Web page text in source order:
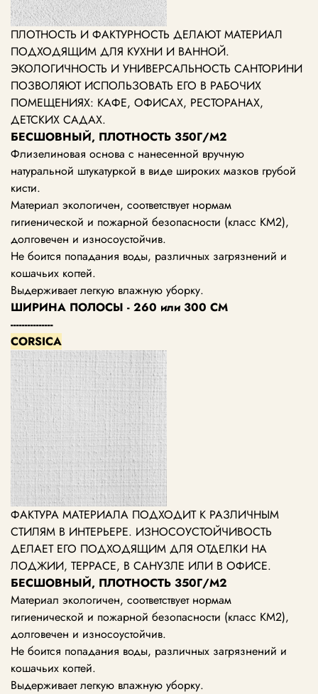
ПЛОТНОСТЬ И ФАКТУРНОСТЬ ДЕЛАЮТ МАТЕРИАЛ
ПОДХОДЯЩИМ ДЛЯ КУХНИ И ВАННОЙ.
ЭКОЛОГИЧНОСТЬ И УНИВЕРСАЛЬНОСТЬ САНТОРИНИ
ПОЗВОЛЯЮТ ИСПОЛЬЗОВАТЬ ЕГО В РАБОЧИХ
ПОМЕЩЕНИЯХ: КАФЕ, ОФИСАХ, РЕСТОРАНАХ,
ДЕТСКИХ САДАХ.
БЕСШОВНЫЙ, ПЛОТНОСТЬ 350Г/М2
Флизелиновая основа с нанесенной вручную
натуральной штукатуркой в виде широких мазков грубой
кисти.
Материал экологичен, соответствует нормам
гигиенической и пожарной безопасности (класс КМ2),
долговечен и износоустойчив.
Не боится попадания воды, различных загрязнений и
кошачьих когтей.
Выдерживает легкую влажную уборку.
ШИРИНА ПОЛОСЫ - 260 или 300 СМ
---------------
CORSICA
ФАКТУРА МАТЕРИАЛА ПОДХОДИТ К РАЗЛИЧНЫМ
СТИЛЯМ В ИНТЕРЬЕРЕ. ИЗНОСОУСТОЙЧИВОСТЬ
ДЕЛАЕТ ЕГО ПОДХОДЯЩИМ ДЛЯ ОТДЕЛКИ НА
ЛОДЖИИ, ТЕРРАСЕ, В САНУЗЛЕ ИЛИ В ОФИСЕ.
БЕСШОВНЫЙ, ПЛОТНОСТЬ 350Г/М2
Материал экологичен, соответствует нормам
гигиенической и пожарной безопасности (класс КМ2),
долговечен и износоустойчив.
Не боится попадания воды, различных загрязнений и
кошачьих когтей.
Выдерживает легкую влажную уборку.